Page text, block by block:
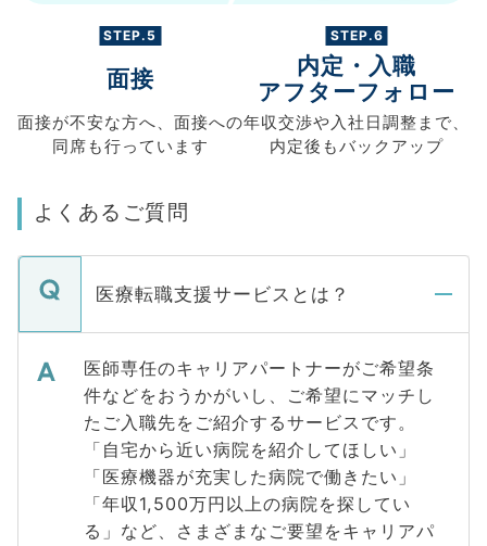
STEP.5
面接
面接が不安な方へ、 面接への
同席も行っています
STEP.6
内定・入職
アフターフォロー
年収交渉や入社日調整まで、
内定後もバックアップ
よくあるご質問
医療転職支援サービスとは？
医師専任のキャリアパートナーがご希望条
件などをおうかがいし、ご希望にマッチし
たご入職先をご紹介するサービスです。
「自宅から近い病院を紹介してほしい」
「医療機器が充実した病院で働きたい」
「年収1,500万円以上の病院を探してい
る」など、さまざまなご要望をキャリアパ